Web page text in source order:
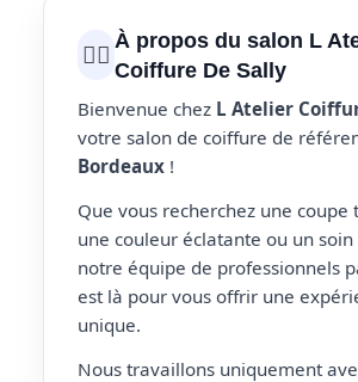
💇‍♀️ À propos du salon L
Coiffure De Sally
Bienvenue chez L Atelier
votre salon de coiffure de
Bordeaux !
Que vous recherchez une coupe
une couleur éclatante ou un
notre équipe de professionnels
est là pour vous offrir une
unique.
Nous travaillons uniquement